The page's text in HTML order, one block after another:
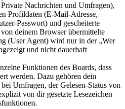
Nachrichten und Umfragen),
Profildaten (E-Mail-Adresse,
Passwort) und gescheiterte
deinem Browser übermittelte
(User Agent) wird nur in der „Wer
und nicht dauerhaft
Funktionen des Boards, dass
werden. Dazu gehören dein
Umfragen, der Gelesen-Status von
von dir gesetzte Lesezeichen